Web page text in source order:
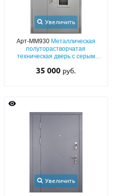
Увеличить
Арт-ММ930 Металлическая
полуторастворчатая
техническая дверь с серым
ручкой-скобой и стеклопакетом
35 000 руб.
Увеличить